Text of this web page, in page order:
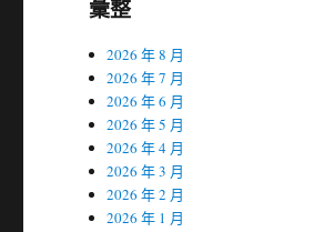
彙整
2026 年 8 月
2026 年 7 月
2026 年 6 月
2026 年 5 月
2026 年 4 月
2026 年 3 月
2026 年 2 月
2026 年 1 月